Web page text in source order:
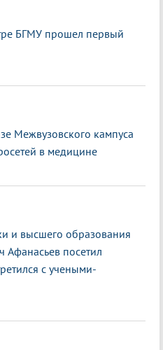
БГМУ прошел первый
Межвузовского кампуса
в медицине
и высшего образования
посетил
с учеными-